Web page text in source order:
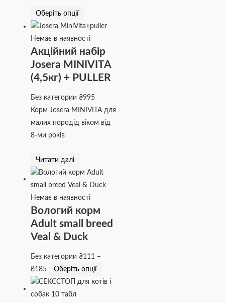
Оберіть опції
Немає в наявності
Акційний набір
Josera MINIVITA
(4,5кг) + PULLER
Без категории₴995
Корм Josera MINIVITA для
малих породід віком від
8-ми років
Читати далі
Немає в наявності
Вологий корм
Adult small breed
Veal & Duck
Без категории₴111 –
₴185 Оберіть опції